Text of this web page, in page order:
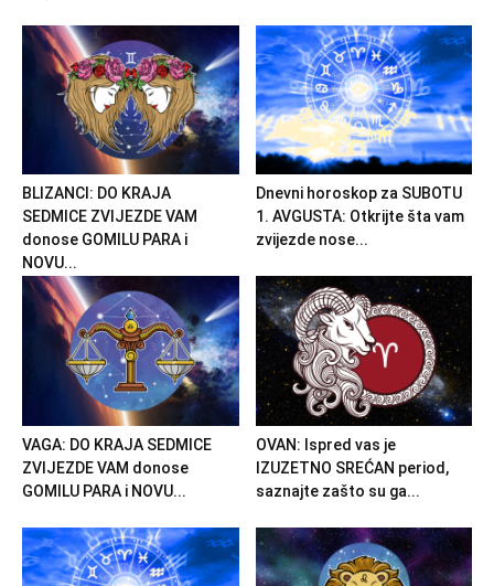
BLIZANCI: DO KRAJA
SEDMICE ZVIJEZDE VAM
donose GOMILU PARA i
NOVU...
Dnevni horoskop za SUBOTU
1. AVGUSTA: Otkrijte šta vam
zvijezde nose...
VAGA: DO KRAJA SEDMICE
ZVIJEZDE VAM donose
GOMILU PARA i NOVU...
OVAN: Ispred vas je
IZUZETNO SREĆAN period,
saznajte zašto su ga...